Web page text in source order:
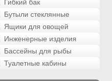
Гибкий бак
Бутыли стеклянные
Ящики для овощей
Инженерные изделия
Бассейны для рыбы
Туалетные кабины